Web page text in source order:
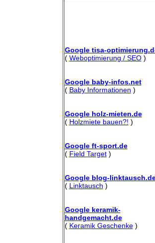
Google tisa-
( Weboptimierung / SEO)
Google baby-infos.net
( Baby Informationen )
Google holz-mieten.de
( Holzmiete bauen?! )
Google ft-sport.de
( Field Target)
Google blog-
( Linktausch )
Google keramik-
handgemacht.de
( Keramik Geschenke)